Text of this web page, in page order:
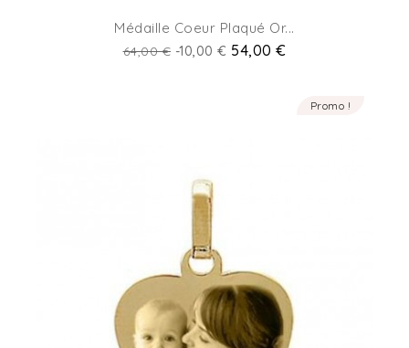
Médaille Coeur Plaqué Or...
Prix
64,00 € -10,00 € Prix
54,00 €
Promo !